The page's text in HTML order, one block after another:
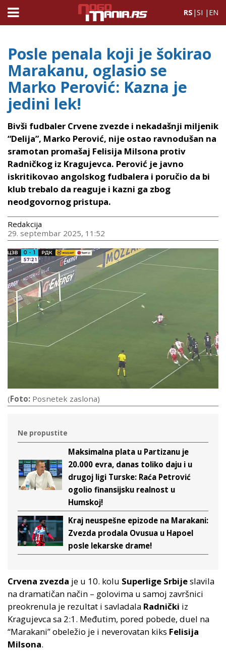
RS |SI | EN
Posle penala koji je šokirao
Marakanu, oglasio se
Marko Perović: Kazna je
jedini lek!
Bivši fudbaler Crvene zvezde i nekadašnji miljenik
“Delija”, Marko Perović, nije ostao ravnodušan na
sramotan promašaj Felisija Milsona protiv
Radničkog iz Kragujevca. Perović je javno
iskritikovao angolskog fudbalera i poručio da bi
klub trebalo da reaguje i kazni ga zbog
neodgovornog pristupa.
Redakcija
29. septembar 2025, 11:52
(Foto: Posnetek zaslona)
Ne propustite
Maksimalna plata u Partizanu je
20.000 evra, danas toliko daju i u
drugoj ligi Turske: Raća Petrović
ogolio finansijsku realnost u
Humskoj!
Kraj neuspešne epizode na Marakani:
Zvezda prodala Ovusua u Hapoel
posle lekarske drame!
Crvena zvezda je u 10. kolu Superlige Srbijeslavila
na dramatičan način – golovima u samoj završnici
preokrenula je rezultat i savladala Radnički iz
Kragujevca sa 2:1. Međutim, pored pobede, duel na
“Marakani” obeležio je i neverovatan kiks Felisija
Milsona.